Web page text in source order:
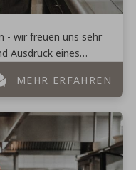
- wir freuen uns sehr
Ausdruck eines
und EssKultur und
MEHR ERFAHREN